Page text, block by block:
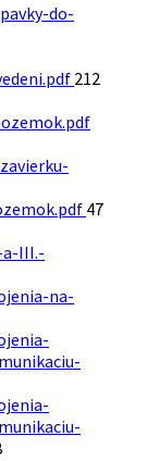
do-
Veľkosť
212
Veľkosť
Veľkosť
47
III.-
na-